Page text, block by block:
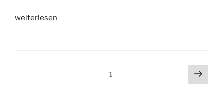
„Mirko
weiterlesen
Seite1